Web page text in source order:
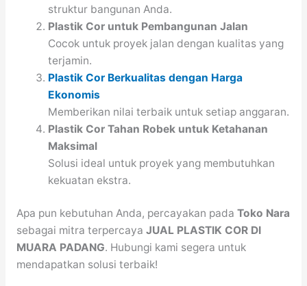
struktur bangunan Anda.
Plastik Cor untuk Pembangunan Jalan
Cocok untuk proyek jalan dengan kualitas yang
terjamin.
Plastik Cor Berkualitas dengan Harga
Ekonomis
Memberikan nilai terbaik untuk setiap anggaran.
Plastik Cor Tahan Robek untuk Ketahanan
Maksimal
Solusi ideal untuk proyek yang membutuhkan
kekuatan ekstra.
Apa pun kebutuhan Anda, percayakan pada Toko Nara
sebagai mitra terpercaya JUAL PLASTIK COR DI
MUARA PADANG. Hubungi kami segera untuk
mendapatkan solusi terbaik!